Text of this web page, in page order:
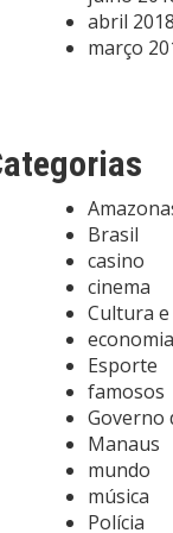
abril 2018
março
Brasil
casino
cinema
Cultura
economia
Esporte
famosos
Governo
Manaus
mundo
música
Polícia